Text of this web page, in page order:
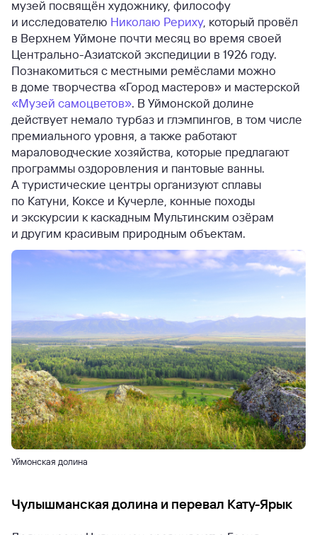
музей посвящён художнику, философу
и исследователю Николаю Рериху, который провёл
в Верхнем Уймоне почти месяц во время своей
Центрально-Азиатской экспедиции в 1926 году.
Познакомиться с местными ремёслами можно
в доме творчества «Город мастеров» и мастерской
«Музей самоцветов». В Уймонской долине
действует немало турбаз и глэмпингов, в том числе
премиального уровня, а также работают
мараловодческие хозяйства, которые предлагают
программы оздоровления и пантовые ванны.
А туристические центры организуют сплавы
по Катуни, Коксе и Кучерле, конные походы
и экскурсии к каскадным Мультинским озёрам
и другим красивым природным объектам.
Уймонская долина
Чулышманская долина и перевал Кату-Ярык